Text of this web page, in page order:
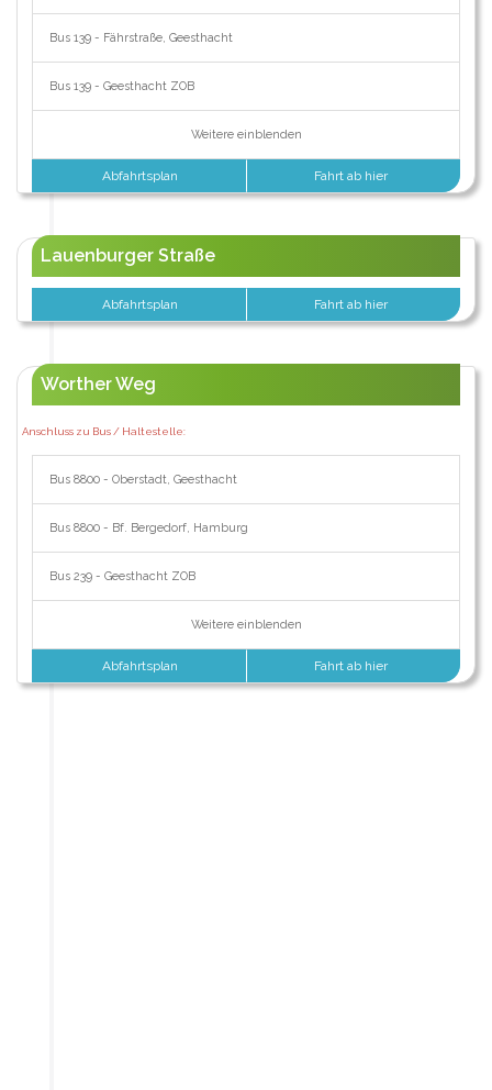
Bus 139 - Fährstraße, Geesthacht
Bus 139 - Geesthacht ZOB
Weitere einblenden
Abfahrtsplan Fahrt ab hier
Lauenburger Straße
Abfahrtsplan Fahrt ab hier
Worther Weg
Anschluss zu Bus / Haltestelle:
Bus 8800 - Oberstadt, Geesthacht
Bus 8800 - Bf. Bergedorf, Hamburg
Bus 239 - Geesthacht ZOB
Weitere einblenden
Abfahrtsplan Fahrt ab hier